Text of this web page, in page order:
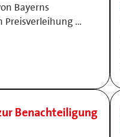
Bayerns
Preisverleihung …
Benachteiligung